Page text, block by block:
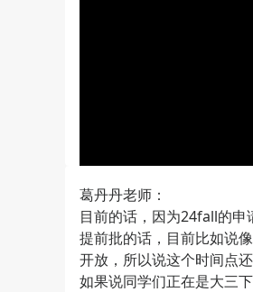
葛丹丹老师：
目前的话，因为24fall的申
提前批的话，目前比如说
开放，所以说这个时间点
如果说同学们正在是大三